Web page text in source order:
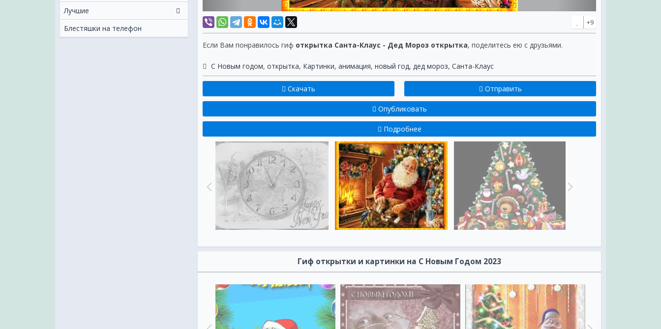
Лучшие
Блестяшки на телефон
+9
Если Вам понравилось гиф открытка Санта-Клаус - Дед Мороз открытка, поделитесь ею с друзьями.
С Новым годом, открытка, Картинки, анимация, новый год, дед мороз, Санта-Клаус
Скачать Отправить
Опубликовать
Подробнее
Гиф открытки и картинки на С Новым Годом 2023